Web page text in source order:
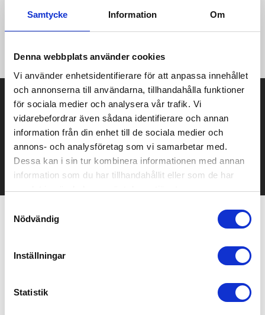
Samtycke Information Om
Denna webbplats använder cookies
Vi använder enhetsidentifierare för att anpassa innehållet
och annonserna till användarna, tillhandahålla funktioner
för sociala medier och analysera vår trafik. Vi
vidarebefordrar även sådana identifierare och annan
information från din enhet till de sociala medier och
annons- och analysföretag som vi samarbetar med.
Dessa kan i sin tur kombinera informationen med annan
information som du har tillhandahållit eller som de har
samlat in när du har använt deras tjänster.
Nödvändig
Inställningar
Statistik
som glaserats tre gånger för rätt finish. Det gör varje produkt
unik, vilket också är en stor del av Nomimonos charm.
Samlarobjekt för en jordnära och inspirerande servering.
Prisuppgift på mailen?
Kontakta oss här för att få förslag på produkt och pris över
mailen.
Det går också utmärkt att bara ställa frågor!
KONTAKTA OSS